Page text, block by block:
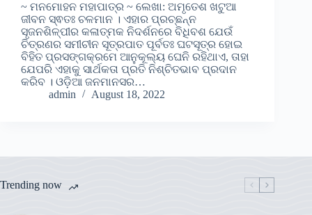
~ ମନମୋହନ ମହାପାତ୍ର ~ ଲେଖା: ଅମୃତେଶ ଖଟୁଆ
ଜୀବନ ସ୍ଵତଃ ଚଳମାନ । ଏହାର ପ୍ରଚ୍ଛନ୍ନ
ସୃଜନଶିଳ୍ପୀର କଳାତ୍ମକ ନିଦର୍ଶନରେ ବିଧିବଶ ଯେଉଁ
ଚିତ୍ରଣର ସମୀଚୀନ ସୂତ୍ରପାତ ପୂର୍ବତଃ ଘଟସୂତ୍ର ହୋଇ
ବିହିତ ପ୍ରସଙ୍ଗକ୍ରମେ ଆନୁକୂଲ୍ୟ ଘେନି ରହିଥାଏ, ତାହା
ଯେପରି ଏହାକୁ ସାର୍ଥକତା ପ୍ରତି ନିଶ୍ଚିତଭାବ ପ୍ରଦାନ
କରିବ । ଓଡ଼ିଆ ଜନମାନସର…
admin
August 18, 2022
Trending now